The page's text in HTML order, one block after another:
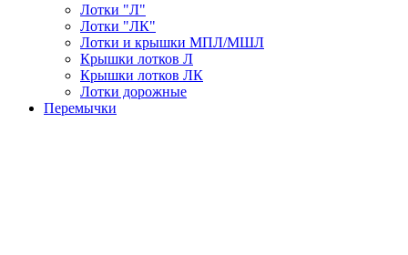
Лотки "Л"
Лотки "ЛК"
Лотки и крышки МПЛ/МШЛ
Крышки лотков Л
Крышки лотков ЛК
Лотки дорожные
Перемычки